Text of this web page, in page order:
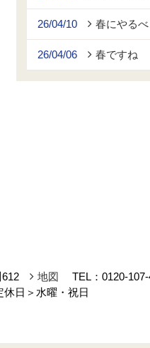
26/04/10 春にやる
26/04/06 春ですね
612 地図 TEL： 0120-
休日＞水曜・祝日